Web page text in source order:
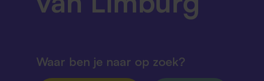
Waar ben je naar op zoek?